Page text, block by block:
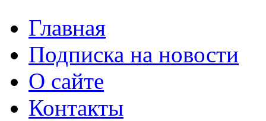
Главная
Подписка на новости
О сайте
Контакты